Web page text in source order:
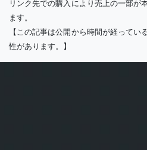
リンク先での購入により売上の一部が
ます。
【この記事は公開から時間が経って
性があります。】